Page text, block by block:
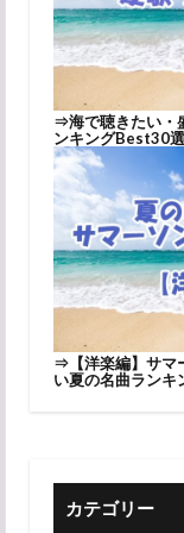
⇒海で聴きたい・
ンキングBest30選
⇒ 【洋楽編】サ
い夏の名曲ランキ
カテゴリー